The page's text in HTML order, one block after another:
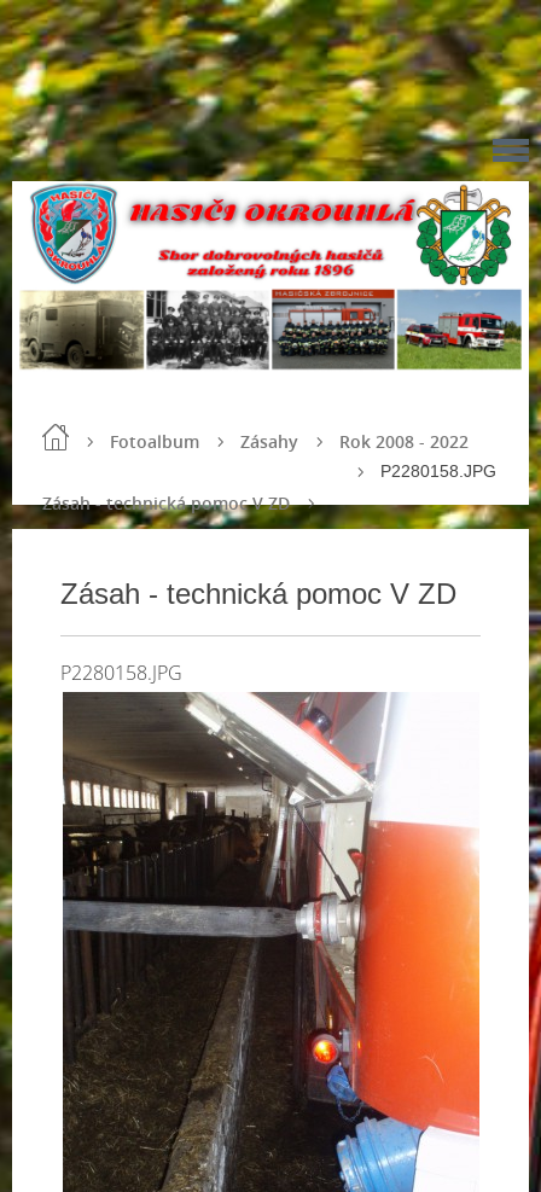
Fotoalbum Zásahy Rok 2008 - 2022
Zásah - technická pomoc V ZD
P2280158.JPG
Zásah - technická pomoc V ZD
P2280158.JPG